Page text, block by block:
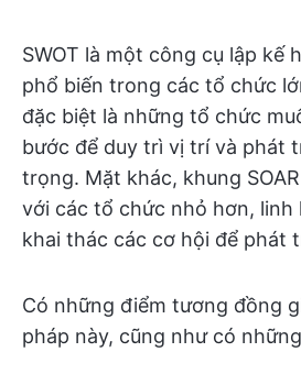
SWOT là một công cụ lập kế
phổ biến trong các tổ chức
đặc biệt là những tổ chức
bước để duy trì vị trí và phát
trọng. Mặt khác, khung
với các tổ chức nhỏ hơn, linh
khai thác các cơ hội để phát
Có những điểm tương đồng
pháp này, cũng như có